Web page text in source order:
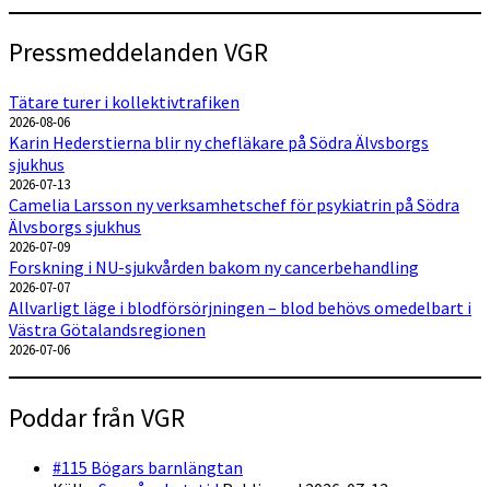
Pressmeddelanden VGR
Tätare turer i kollektivtrafiken
2026-08-06
Karin Hederstierna blir ny chefläkare på Södra Älvsborgs
sjukhus
2026-07-13
Camelia Larsson ny verksamhetschef för psykiatrin på Södra
Älvsborgs sjukhus
2026-07-09
Forskning i NU-sjukvården bakom ny cancerbehandling
2026-07-07
Allvarligt läge i blodförsörjningen – blod behövs omedelbart i
Västra Götalandsregionen
2026-07-06
Poddar från VGR
#115 Bögars barnlängtan